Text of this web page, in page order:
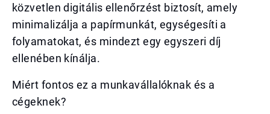
közvetlen digitális ellenőrzést biztosít, amely
minimalizálja a papírmunkát, egységesíti a
folyamatokat, és mindezt egy egyszeri díj
ellenében kínálja.
Miért fontos ez a munkavállalóknak és a
cégeknek?